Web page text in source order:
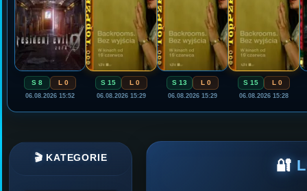
S 8 L 0
06.08.2026 15:52
S 15 L 0
06.08.2026 15:29
S 13 L 0
06.08.2026 15:29
S 15 L 0
06.08.2026 15:28
🎬 KATEGORIE 🔐